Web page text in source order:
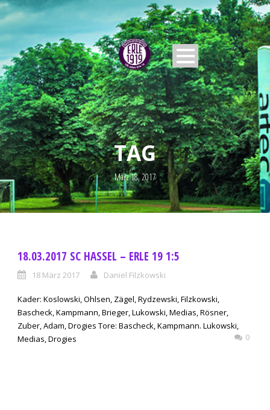
TAG
März 18, 2017
18.03.2017 SC HASSEL – ERLE 19 1:5
18 März 2017 Daniel Filzkowski
Kader: Koslowski, Ohlsen, Zägel, Rydzewski, Filzkowski,
Bascheck, Kampmann, Brieger, Lukowski, Medias, Rösner,
Zuber, Adam, Drogies Tore: Bascheck, Kampmann. Lukowski,
Medias, Drogies
0